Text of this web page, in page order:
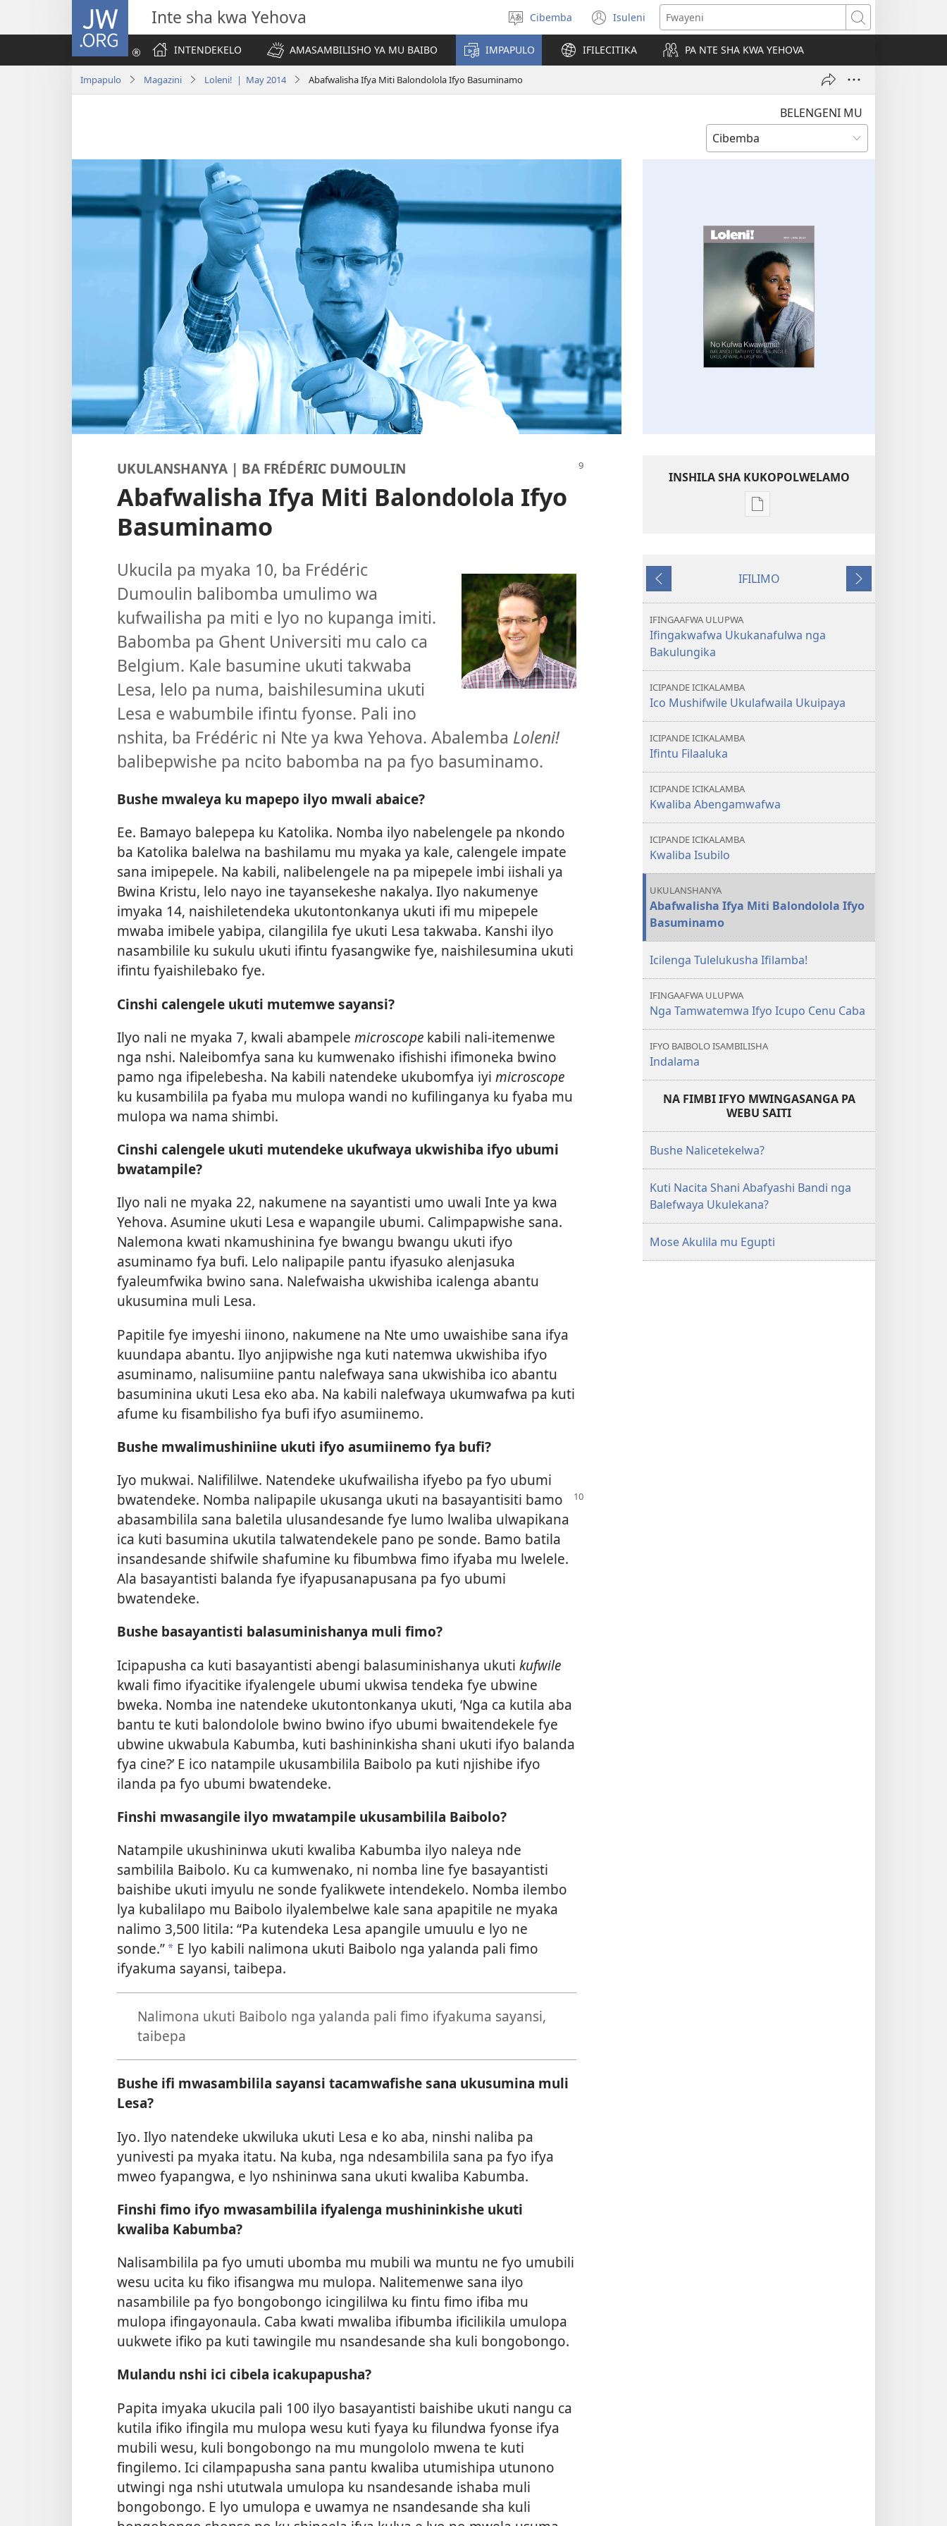
JW.ORG Inte sha kwa Yehova
Saleni
ululimi
Cibemba Isuleni
(yalaisula
na
imbi)
Fwayeni
INTENDEKELO
AMASAMBILISHO YA MU BAIBO IMPAPULO IFILECITIKA PA NTE SHA KWA YEHOVA
Impapulo Magazini Loleni! | May 2014 Abafwalisha Ifya Miti Balondolola Ifyo Basuminamo
BELENGENI MU
UKULANSHANYA | BA FRÉDÉRIC DUMOULIN
Abafwalisha Ifya Miti Balondolola Ifyo
Basuminamo
Ukucila pa myaka 10, ba Frédéric
Dumoulin balibomba umulimo wa
kufwailisha pa miti e lyo no kupanga imiti.
Babomba pa Ghent Universiti mu calo ca
Belgium. Kale basumine ukuti takwaba
Lesa, lelo pa numa, baishilesumina ukuti
Lesa e wabumbile ifintu fyonse. Pali ino
nshita, ba Frédéric ni Nte ya kwa Yehova. Abalemba Loleni!
balibepwishe pa ncito babomba na pa fyo basuminamo.
Bushe mwaleya ku mapepo ilyo mwali abaice?
Ee. Bamayo balepepa ku Katolika. Nomba ilyo nabelengele pa nkondo
ba Katolika balelwa na bashilamu mu myaka ya kale, calengele impate
sana imipepele. Na kabili, nalibelengele na pa mipepele imbi iishali ya
Bwina Kristu, lelo nayo ine tayansekeshe nakalya. Ilyo nakumenye
imyaka 14, naishiletendeka ukutontonkanya ukuti ifi mu mipepele
mwaba imibele yabipa, cilangilila fye ukuti Lesa takwaba. Kanshi ilyo
nasambilile ku sukulu ukuti ifintu fyasangwike fye, naishilesumina ukuti
ifintu fyaishilebako fye.
Cinshi calengele ukuti mutemwe sayansi?
Ilyo nali ne myaka 7, kwali abampele microscope kabili nali-itemenwe
nga nshi. Naleibomfya sana ku kumwenako ifishishi ifimoneka bwino
pamo nga ifipelebesha. Na kabili natendeke ukubomfya iyi microscope
ku kusambilila pa fyaba mu mulopa wandi no kufilinganya ku fyaba mu
mulopa wa nama shimbi.
Cinshi calengele ukuti mutendeke ukufwaya ukwishiba ifyo ubumi
bwatampile?
Ilyo nali ne myaka 22, nakumene na sayantisti umo uwali Inte ya kwa
Yehova. Asumine ukuti Lesa e wapangile ubumi. Calimpapwishe sana.
Nalemona kwati nkamushinina fye bwangu bwangu ukuti ifyo
asuminamo fya bufi. Lelo nalipapile pantu ifyasuko alenjasuka
fyaleumfwika bwino sana. Nalefwaisha ukwishiba icalenga abantu
ukusumina muli Lesa.
Papitile fye imyeshi iinono, nakumene na Nte umo uwaishibe sana ifya
kuundapa abantu. Ilyo anjipwishe nga kuti natemwa ukwishiba ifyo
asuminamo, nalisumiine pantu nalefwaya sana ukwishiba ico abantu
basuminina ukuti Lesa eko aba. Na kabili nalefwaya ukumwafwa pa kuti
afume ku fisambilisho fya bufi ifyo asumiinemo.
Bushe mwalimushiniine ukuti ifyo asumiinemo fya bufi?
Iyo mukwai. Nalifililwe. Natendeke ukufwailisha ifyebo pa fyo ubumi
bwatendeke. Nomba nalipapile ukusanga ukuti na basayantisiti bamo
abasambilila sana baletila ulusandesande fye lumo lwaliba ulwapikana
ica kuti basumina ukutila talwatendekele pano pe sonde. Bamo batila
insandesande shifwile shafumine ku fibumbwa fimo ifyaba mu lwelele.
Ala basayantisti balanda fye ifyapusanapusana pa fyo ubumi
bwatendeke.
Bushe basayantisti balasuminishanya muli fimo?
Icipapusha ca kuti basayantisti abengi balasuminishanya ukuti kufwile
kwali fimo ifyacitike ifyalengele ubumi ukwisa tendeka fye ubwine
bweka. Nomba ine natendeke ukutontonkanya ukuti, ‘Nga ca kutila aba
bantu te kuti balondolole bwino bwino ifyo ubumi bwaitendekele fye
ubwine ukwabula Kabumba, kuti bashininkisha shani ukuti ifyo balanda
fya cine?’ E ico natampile ukusambilila Baibolo pa kuti njishibe ifyo
ilanda pa fyo ubumi bwatendeke.
Finshi mwasangile ilyo mwatampile ukusambilila Baibolo?
Natampile ukushininwa ukuti kwaliba Kabumba ilyo naleya nde
sambilila Baibolo. Ku ca kumwenako, ni nomba line fye basayantisti
baishibe ukuti imyulu ne sonde fyalikwete intendekelo. Nomba ilembo
lya kubalilapo mu Baibolo ilyalembelwe kale sana apapitile ne myaka
nalimo 3,500 litila: “Pa kutendeka Lesa apangile umuulu e lyo ne
sonde.”* E lyo kabili nalimona ukuti Baibolo nga yalanda pali fimo
ifyakuma sayansi, taibepa.
Nalimona ukuti Baibolo nga yalanda pali fimo ifyakuma sayansi,
taibepa
Bushe ifi mwasambilila sayansi tacamwafishe sana ukusumina muli
Lesa?
Iyo. Ilyo natendeke ukwiluka ukuti Lesa e ko aba, ninshi naliba pa
yunivesti pa myaka itatu. Na kuba, nga ndesambilila sana pa fyo ifya
mweo fyapangwa, e lyo nshininwa sana ukuti kwaliba Kabumba.
Finshi fimo ifyo mwasambilila ifyalenga mushininkishe ukuti
kwaliba Kabumba?
Nalisambilila pa fyo umuti ubomba mu mubili wa muntu ne fyo umubili
wesu ucita ku fiko ifisangwa mu mulopa. Nalitemenwe sana ilyo
nasambilile pa fyo bongobongo icingililwa ku fintu fimo ifiba mu
mulopa ifingayonaula. Caba kwati mwaliba ifibumba ificilikila umulopa
uukwete ifiko pa kuti tawingile mu nsandesande sha kuli bongobongo.
Mulandu nshi ici cibela icakupapusha?
Papita imyaka ukucila pali 100 ilyo basayantisti baishibe ukuti nangu ca
kutila ifiko ifingila mu mulopa wesu kuti fyaya ku filundwa fyonse ifya
mubili wesu, kuli bongobongo na mu mungololo mwena te kuti
fingilemo. Ici cilampapusha sana pantu kwaliba utumishipa utunono
utwingi nga nshi ututwala umulopa ku nsandesande ishaba muli
bongobongo. E lyo umulopa e uwamya ne nsandesande sha kuli
INSHILA SHA KUKOPOLWELAMO
Inshila
sha
LOLENI!
—
Ukufwa
Icifumineko
IFILIMO
Icikonkelepo
IFINGAAFWA ULUPWA
Ifingakwafwa Ukukanafulwa nga
Bakulungika
ICIPANDE ICIKALAMBA
Ico Mushifwile Ukulafwaila Ukuipaya
ICIPANDE ICIKALAMBA
Ifintu Filaaluka
ICIPANDE ICIKALAMBA
Kwaliba Abengamwafwa
ICIPANDE ICIKALAMBA
Kwaliba Isubilo
UKULANSHANYA
Abafwalisha Ifya Miti Balondolola Ifyo
Basuminamo
Icilenga Tulelukusha Ifilamba!
IFINGAAFWA ULUPWA
Nga Tamwatemwa Ifyo Icupo Cenu Caba
IFYO BAIBOLO ISAMBILISHA
Indalama
NA FIMBI IFYO MWINGASANGA PA
WEBU SAITI
Bushe Nalicetekelwa?
Kuti Nacita Shani Abafyashi Bandi nga
Balefwaya Ukulekana?
Mose Akulila mu Egupti